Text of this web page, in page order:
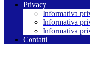
Privacy
Informativa
Informativa
Informativa
Contatti